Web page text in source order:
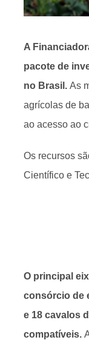
A
pacote de
no Brasil. As
agrícolas de
ao acesso ao
Os recursos
Científico e
O principal
consórcio de
e 18 cavalos
compatíveis.